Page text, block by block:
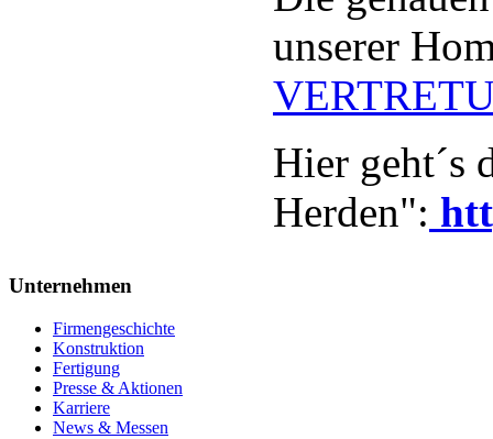
unserer
Hier geht´s
Herden":
Unternehmen
Firmengeschichte
Konstruktion
Fertigung
Presse & Aktionen
Karriere
News & Messen